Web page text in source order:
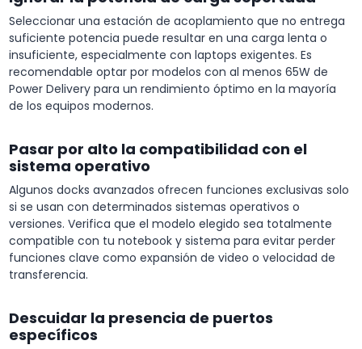
Seleccionar una estación de acoplamiento que no entrega
suficiente potencia puede resultar en una carga lenta o
insuficiente, especialmente con laptops exigentes. Es
recomendable optar por modelos con al menos 65W de
Power Delivery para un rendimiento óptimo en la mayoría
de los equipos modernos.
Pasar por alto la compatibilidad con el
sistema operativo
Algunos docks avanzados ofrecen funciones exclusivas solo
si se usan con determinados sistemas operativos o
versiones. Verifica que el modelo elegido sea totalmente
compatible con tu notebook y sistema para evitar perder
funciones clave como expansión de video o velocidad de
transferencia.
Descuidar la presencia de puertos
específicos